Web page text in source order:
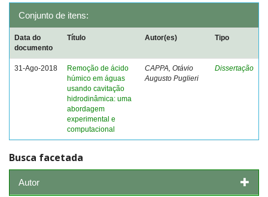
Conjunto de itens:
Data do
documento
Título Autor(es) Tipo
31-Ago-2018
Remoção de ácido
húmico em águas
usando cavitação
hidrodinâmica: uma
abordagem
experimental e
computacional
CAPPA, Otávio
Augusto Puglieri
Dissertação
Busca facetada
Autor